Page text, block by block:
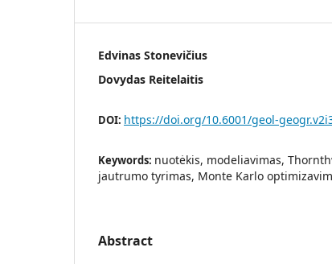
Edvinas Stonevičius
Dovydas Reitelaitis
DOI: https://doi.org/10.6001/geol-
Keywords: nuotėkis, modeliavimas,
jautrumo tyrimas, Monte Karlo
Abstract